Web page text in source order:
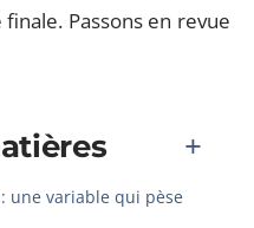
Passons en revue
une variable qui pèse